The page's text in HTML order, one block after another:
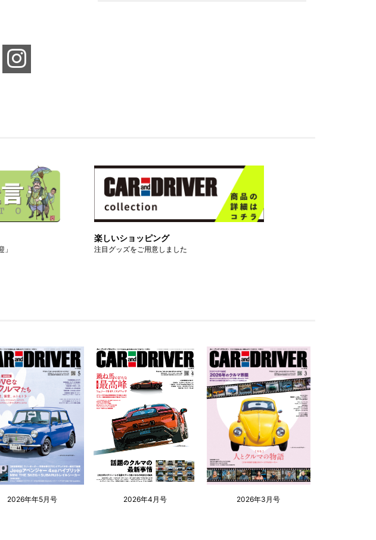
楽しいショッピング
注目グッズをご用意しました
2026年年5月号 2026年4月号 2026年3月号